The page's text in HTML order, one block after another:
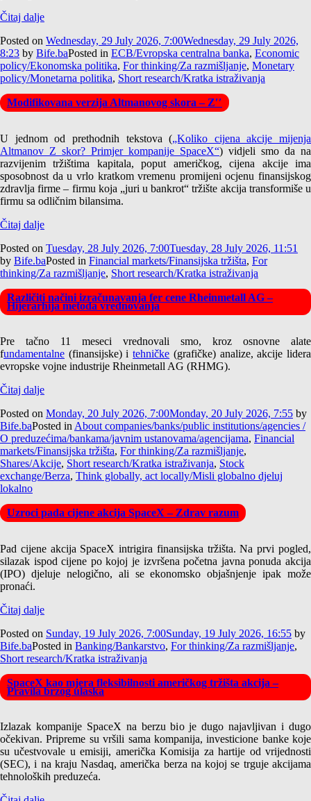
Čitaj dalje
Posted on Wednesday, 29 July 2026, 7:00Wednesday, 29 July 2026,
8:23 by Bife.baPosted in ECB/Evropska centralna banka, Economic
policy/Ekonomska politika, For thinking/Za razmišljanje, Monetary
policy/Monetarna politika, Short research/Kratka istraživanja
Modifikovana verzija Altmanovog skora – Z′′
U jednom od prethodnih tekstova („Koliko cijena akcije mijenja
Altmanov Z skor? Primjer kompanije SpaceX“) vidjeli smo da na
razvijenim tržištima kapitala, poput američkog, cijena akcije ima
sposobnost da u vrlo kratkom vremenu promijeni ocjenu finansijskog
zdravlja firme – firmu koja „juri u bankrot“ tržište akcija transformiše u
firmu sa odličnim bilansima.
Čitaj dalje
Posted on Tuesday, 28 July 2026, 7:00Tuesday, 28 July 2026, 11:51
by Bife.baPosted in Financial markets/Finansijska tržišta, For
thinking/Za razmišljanje, Short research/Kratka istraživanja
Različiti načini izračunavanja fer cene Rheinmetall AG –
Hijerarhija metoda vrednovanja
Pre tačno 11 meseci vrednovali smo, kroz osnovne alate
fundamentalne (finansijske) itehničke (grafičke) analize, akcije lidera
evropske vojne industrije Rheinmetall AG (RHMG).
Čitaj dalje
Posted on Monday, 20 July 2026, 7:00Monday, 20 July 2026, 7:55 by
Bife.baPosted in About companies/banks/public institutions/agencies /
O preduzećima/bankama/javnim ustanovama/agencijama, Financial
markets/Finansijska tržišta, For thinking/Za razmišljanje,
Shares/Akcije, Short research/Kratka istraživanja, Stock
exchange/Berza, Think globally, act locally/Misli globalno djeluj
lokalno
Uzroci pada cijene akcija SpaceX – Zdrav razum
Pad cijene akcija SpaceX intrigira finansijska tržišta. Na prvi pogled,
silazak ispod cijene po kojoj je izvršena početna javna ponuda akcija
(IPO) djeluje nelogično, ali se ekonomsko objašnjenje ipak može
pronaći.
Čitaj dalje
Posted on Sunday, 19 July 2026, 7:00Sunday, 19 July 2026, 16:55 by
Bife.baPosted in Banking/Bankarstvo, For thinking/Za razmišljanje,
Short research/Kratka istraživanja
SpaceX kao mjera fleksibilnosti američkog tržišta akcija –
Pravila brzog ulaska
Izlazak kompanije SpaceX na berzu bio je dugo najavljivan i dugo
očekivan. Pripreme su vršili sama kompanija, investicione banke koje
su učestvovale u emisiji, američka Komisija za hartije od vrijednosti
(SEC), i na kraju Nasdaq, američka berza na kojoj se trguje akcijama
tehnoloških preduzeća.